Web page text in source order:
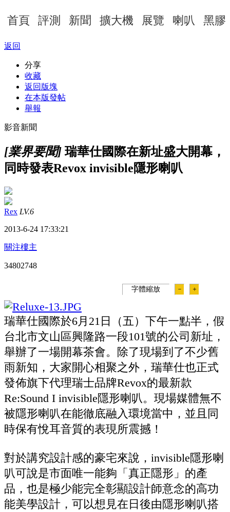
首頁 評測 新聞 擴大機 展覽 喇叭 黑膠
返回
分享
收藏
返回版塊
在本版發帖
舉報
影音新聞
[業界要聞]瑞華仕國際在新址盛大開幕，
同時發表Revox invisible隱形喇叭
Rex LV.6
2013-6-24 17:33:21
關注樓主
34802748
字體縮放 － ＋
瑞華仕國際於6月21日（五）下午一點半，假
台北市文山區興隆路一段101號的公司新址，
舉辦了一場開幕茶會。除了現場到了不少舊
雨新知，大家開心相聚之外，瑞華仕也正式
發佈旗下代理瑞士品牌Revox的最新款
Re:Sound I invisible隱形喇叭。現場媒體無不
被隱形喇叭在能徹底融入環境當中，並且同
時保有悅耳音質的表現所震撼！
對於講究設計感的豪宅來說，invisible隱形喇
叭可說是市面唯一能夠「真正隱形」的產
品，也是極少能完全彰顯設計師意念的高功
能美學設計，可以想見在日後由隱形喇叭搭